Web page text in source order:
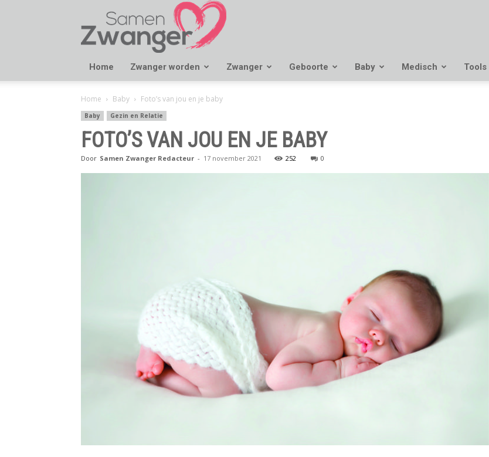
Samen
Zwanger
Home Zwanger worden Zwanger Geboorte Baby Medisch Tools
Home Baby Foto’s van jou en je baby
Baby Gezin en Relatie
FOTO’S VAN JOU EN JE BABY
Door Samen Zwanger Redacteur - 17 november 2021 252 0